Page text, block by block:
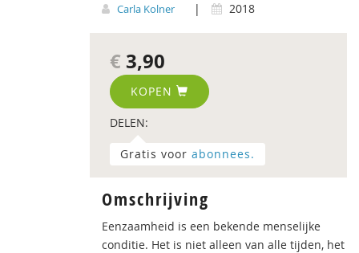
Carla Kolner | 2018
€ 3,90
KOPEN
DELEN:
Gratis voor abonnees.
Omschrijving
Eenzaamheid is een bekende menselijke
conditie. Het is niet alleen van alle tijden, het